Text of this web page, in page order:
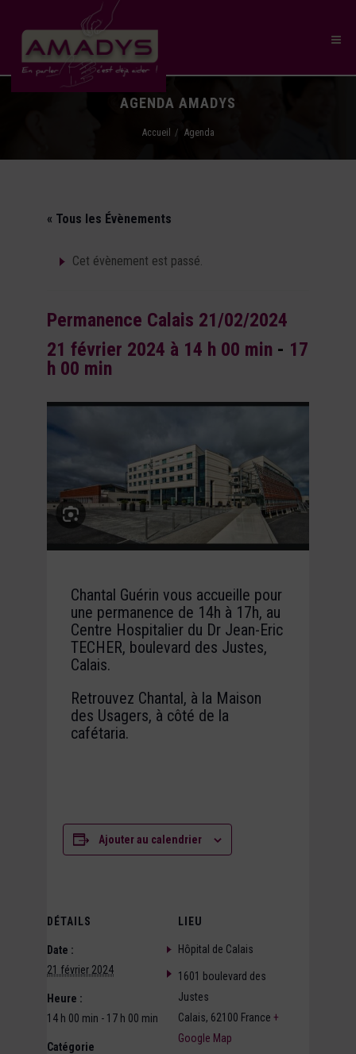
AGENDA AMADYS
Accueil Agenda
« Tous les Évènements
Cet évènement est passé.
Permanence Calais 21/02/2024
21 février 2024 à 14 h 00 min - 17
h 00 min
Chantal Guérin vous accueille pour
une permanence de 14h à 17h, au
Centre Hospitalier du Dr Jean-Eric
TECHER, boulevard des Justes,
Calais.
Retrouvez Chantal, à la Maison
des Usagers, à côté de la
cafétaria.
Ajouter au calendrier
DÉTAILS
Date :
21 février 2024
Heure :
14 h 00 min - 17 h 00 min
Catégorie
LIEU
Hôpital de Calais
1601 boulevard des
Justes
Calais, 62100 France +
Google Map